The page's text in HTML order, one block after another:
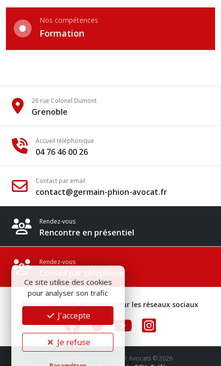
Nos compétences
Formation
26 rue Colonel Dumont
Grenoble
Accueil téléphonique
04 76 46 00 26
Contact par email
contact@germain-phion-avocat.fr
Rendez-vous
Rencontre en présentiel
Rendez-vous
Conseil par téléphone
Retrouvez-nous également sur les réseaux sociaux
Germain-Phion & Jacquemet Avocats © 2026
Ce site utilise des cookies
pour analyser son trafic
J'accepte
Je refuse